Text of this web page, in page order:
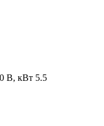
В, кВт 5.5